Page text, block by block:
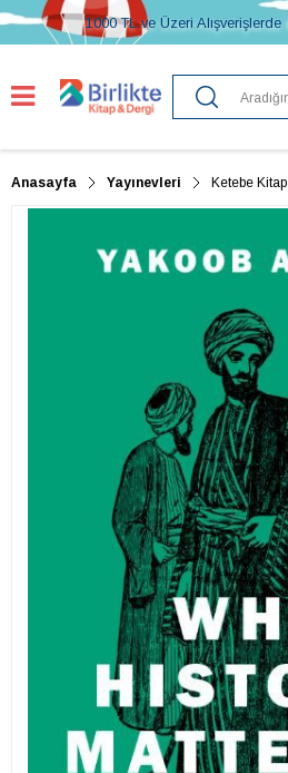
1000 TL ve Üzeri Alışverişlerde
Anasayfa Yayınevleri Ketebe Kitap